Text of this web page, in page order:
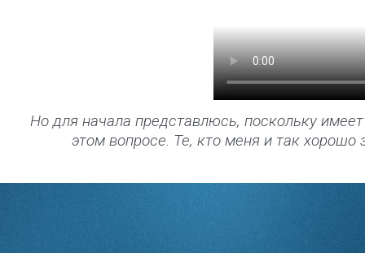
Но для начала представлюсь, поскольку
этом вопросе. Те, кто меня и так хорошо